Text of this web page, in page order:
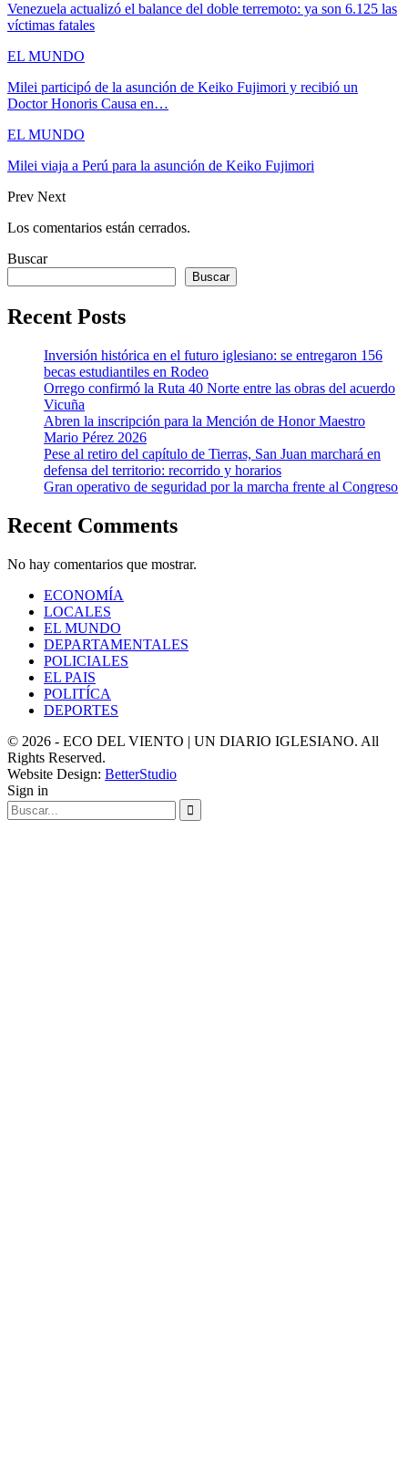
Venezuela actualizó el balance del doble terremoto: ya son 6.125 las
víctimas fatales
EL MUNDO
Milei participó de la asunción de Keiko Fujimori y recibió un
Doctor Honoris Causa en…
EL MUNDO
Milei viaja a Perú para la asunción de Keiko Fujimori
Prev Next
Los comentarios están cerrados.
Buscar
Buscar
Recent Posts
Inversión histórica en el futuro iglesiano: se entregaron 156
becas estudiantiles en Rodeo
Orrego confirmó la Ruta 40 Norte entre las obras del acuerdo
Vicuña
Abren la inscripción para la Mención de Honor Maestro
Mario Pérez 2026
Pese al retiro del capítulo de Tierras, San Juan marchará en
defensa del territorio: recorrido y horarios
Gran operativo de seguridad por la marcha frente al Congreso
Recent Comments
No hay comentarios que mostrar.
ECONOMÍA
LOCALES
EL MUNDO
DEPARTAMENTALES
POLICIALES
EL PAIS
POLITÍCA
DEPORTES
© 2026 - ECO DEL VIENTO | UN DIARIO IGLESIANO. All
Rights Reserved.
Website Design: BetterStudio
Sign in